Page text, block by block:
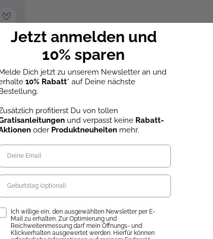
Jetzt anmelden und
10% sparen
Dich jetzt zu unserem Newsletter an und
10% Rabatt* auf Deine nächste
profitierst Du von tollen
und verpasst keine Rabatt-
oder Produktneuheiten mehr.
InIch willige ein, den ausgewählten Newsletter per E-
Mail zu erhalten. Zur Optimierung und
Reichweitenmessung darf mein Öffnungs- und
Klickverhalten ausgewertet werden. Hierfür können